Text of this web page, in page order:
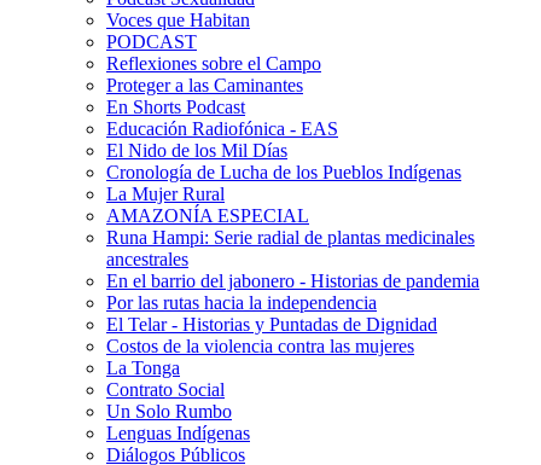
Voces que Habitan
PODCAST
Reflexiones sobre el Campo
Proteger a las Caminantes
En Shorts Podcast
Educación Radiofónica - EAS
El Nido de los Mil Días
Cronología de Lucha de los Pueblos Indígenas
La Mujer Rural
AMAZONÍA ESPECIAL
Runa Hampi: Serie radial de plantas medicinales
ancestrales
En el barrio del jabonero - Historias de pandemia
Por las rutas hacia la independencia
El Telar - Historias y Puntadas de Dignidad
Costos de la violencia contra las mujeres
La Tonga
Contrato Social
Un Solo Rumbo
Lenguas Indígenas
Diálogos Públicos